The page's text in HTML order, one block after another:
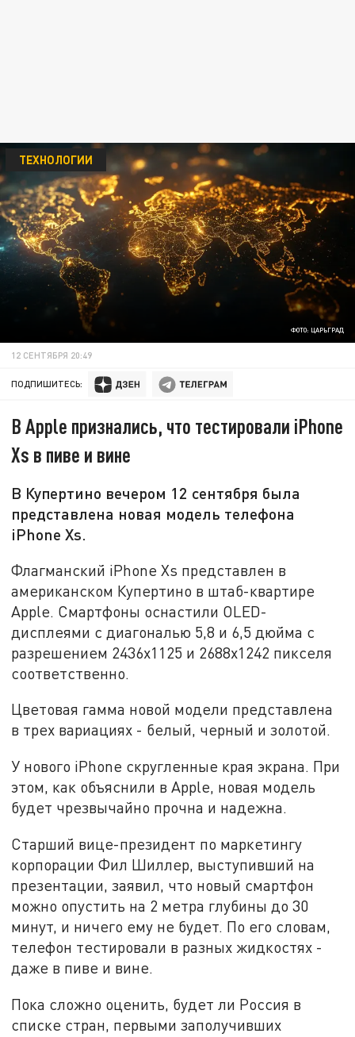
ФОТО: ЦАРЬГРАД
ТЕХНОЛОГИИ
12 СЕНТЯБРЯ 20:49
ПОДПИШИТЕСЬ:
В Apple признались, что тестировали iPhone
Xs в пиве и вине
В Купертино вечером 12 сентября была
представлена новая модель телефона
iPhone Xs.
Флагманский iPhone Xs представлен в
американском Купертино в штаб-квартире
Apple. Смартфоны оснастили OLED-
дисплеями с диагональю 5,8 и 6,5 дюйма с
разрешением 2436х1125 и 2688х1242 пикселя
соответственно.
Цветовая гамма новой модели представлена
в трех вариациях - белый, черный и золотой.
У нового iPhone скругленные края экрана. При
этом, как объяснили в Apple, новая модель
будет чрезвычайно прочна и надежна.
Старший вице-президент по маркетингу
корпорации Фил Шиллер, выступивший на
презентации, заявил, что новый смартфон
можно опустить на 2 метра глубины до 30
минут, и ничего ему не будет. По его словам,
телефон тестировали в разных жидкостях -
даже в пиве и вине.
Пока сложно оценить, будет ли Россия в
списке стран, первыми заполучивших